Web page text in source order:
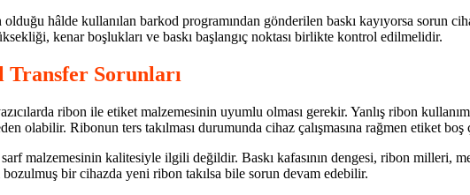
olduğu hâlde kullanılan barkod programından gönderilen baskı kayıyorsa sorun
kenar boşlukları ve baskı başlangıç noktası birlikte kontrol edilmelidir.
Transfer Sorunları
ribon ile etiket malzemesinin uyumlu olması gerekir. Yanlış ribon
olabilir. Ribonun ters takılması durumunda cihaz çalışmasına rağmen etiket boş
sarf malzemesinin kalitesiyle ilgili değildir. Baskı kafasının dengesi, ribon milleri,
bir cihazda yeni ribon takılsa bile sorun devam edebilir.